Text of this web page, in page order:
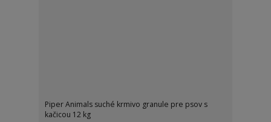
Piper Animals suché krmivo granule pre psov s
kačicou 12 kg